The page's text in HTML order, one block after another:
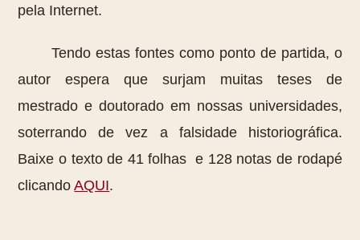
pela Internet.
Tendo estas fontes como ponto de partida, o
autor espera que surjam muitas teses de
mestrado e doutorado em nossas universidades,
soterrando de vez a falsidade historiográfica.
Baixe o texto de 41 folhas e 128 notas de rodapé
clicandoAQUI.